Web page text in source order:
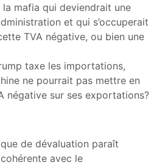
mafia qui deviendrait une
et qui s’occuperait
TVA négative, ou bien une
taxe les importations,
ne pourrait pas mettre en
négative sur ses exportations?
de dévaluation paraît
avec le